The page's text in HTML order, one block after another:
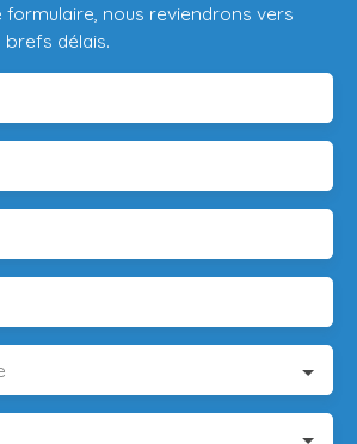
formulaire, nous reviendrons vers
brefs délais.